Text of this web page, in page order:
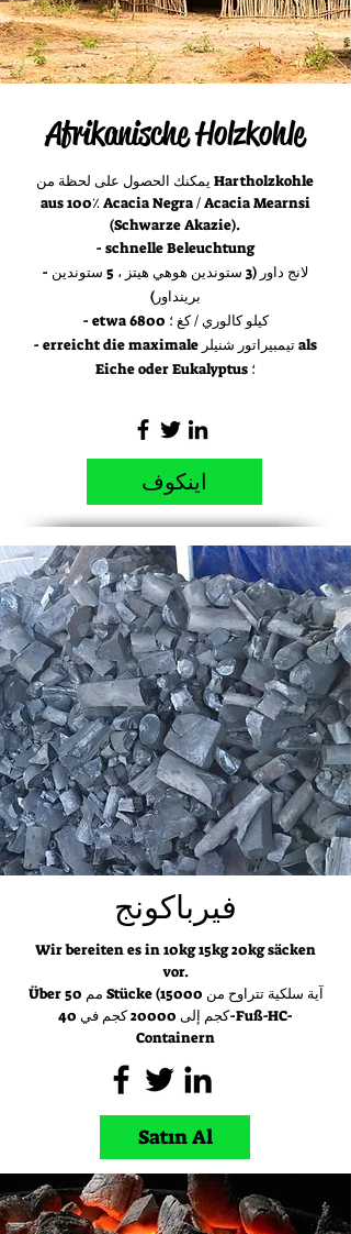
Afrikanische Holzkohle
يمكنك الحصول على لحظة من Hartholzkohle
aus 100٪ Acacia Negra / Acacia Mearnsi
(Schwarze Akazie).
- schnelle Beleuchtung
- لانج داور (3 ستوندين هوهي هيتز ، 5 ستوندين
برينداور)
- etwa 6800 كيلو كالوري / كغ ؛
- erreicht die maximale تيمبيراتور شنيلر als
Eiche oder Eukalyptus ؛
اينكوف
فيرباكونج
Wir bereiten es in 10kg 15kg 20kg säcken
vor.
Über 50 مم Stücke (آية سلكية تتراوح من 15000
كجم إلى 20000 كجم في 40-Fuß-HC-
Containern
Satın Al